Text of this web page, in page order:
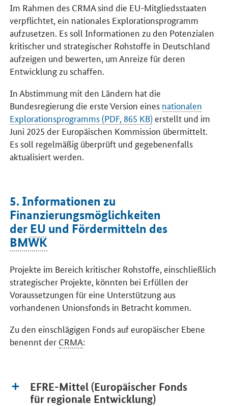
Im Rahmen des CRMA sind die EU-Mitgliedsstaaten
verpflichtet, ein nationales Explorationsprogramm
aufzusetzen. Es soll Informationen zu den Potenzialen
kritischer und strategischer Rohstoffe in Deutschland
aufzeigen und bewerten, um Anreize für deren
Entwicklung zu schaffen.
In Abstimmung mit den Ländern hat die
Bundesregierung die erste Version eines nationalen
Explorationsprogramms (PDF, 865 KB) erstellt und im
Juni 2025 der Europäischen Kommission übermittelt.
Es soll regelmäßig überprüft und gegebenenfalls
aktualisiert werden.
5. Informationen zu
Finanzierungsmöglichkeiten
der EU und Fördermitteln des
BMWK
Projekte im Bereich kritischer Rohstoffe, einschließlich
strategischer Projekte, könnten bei Erfüllen der
Voraussetzungen für eine Unterstützung aus
vorhandenen Unionsfonds in Betracht kommen.
Zu den einschlägigen Fonds auf europäischer Ebene
benennt der CRMA:
EFRE-Mittel (Europäischer Fonds
für regionale Entwicklung)